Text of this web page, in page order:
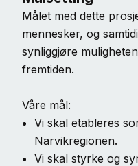
Målet med dette
mennesker, og
synliggjøre
fremtiden.
Våre mål:
Vi skal etableres
Narvikregionen.
Vi skal styrke og